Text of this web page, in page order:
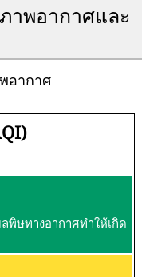
าพอากาศและ
อากาศ
ษทางอากาศทำให้เกิด